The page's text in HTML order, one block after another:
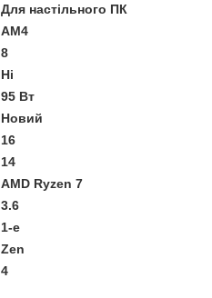
Для настільного ПК
AM4
8
Ні
95 Вт
Новий
16
14
AMD Ryzen 7
3.6
1-е
Zen
4